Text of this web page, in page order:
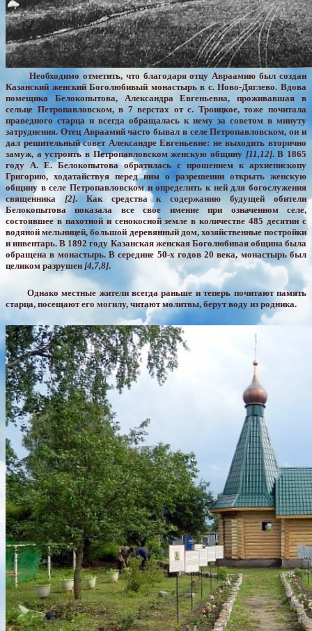
Необходимо отметить, что благодаря отцу Авраамию был создан
Казанский женский Боголюбивый монастырь в с. Ново-Дяглево. Вдова
помещика Белокопытова, Александра Евгеньевна, проживавшая в
сельце Петропавловском, в 7 верстах от с. Троицкое, тоже почитала
праведного старца и всегда обращалась к нему за советом в минуту
затруднения. Отец Авраамий часто бывал в селе Петропавловском, он и
дал решительный совет Александре Евгеньевне: не выходить вторично
замуж, а устроить в Петропавловском женскую общину [11,12]. В 1865
году А. Е. Белокопытова обратилась с прошением к архиепископу
Григорию, ходатайствуя перед ним о разрешении открыть женскую
общину в селе Петропавловском и определить к ней для богослужения
священника [2]. Как средства к содержанию будущей обители
Белокопытова показала все свое имение при означенном селе,
состоявшее в пахотной и сенокосной земле в количестве 485 десятин с
водяной мельницей, большой деревянный дом, хозяйственные постройки
и инвентарь. В 1892 году Казанская женская Боголюбивая община была
обращена в монастырь. В середине 50-х годов 20 века, монастырь был
целиком разрушен [4,7,8].
Однако местные жители всегда раньше и теперь почитают память
старца, посещают его могилу, читают молитвы, берут воду из родника.